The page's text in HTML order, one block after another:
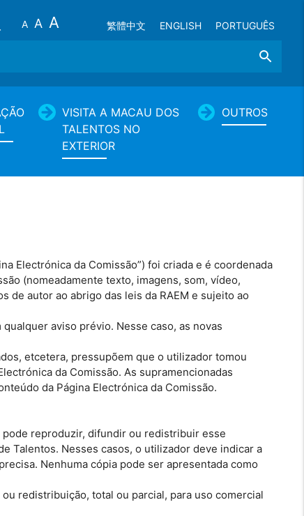
A A A 繁體中文 ENGLISH PORTUGUÊS
VISITA A MACAU DOS
TALENTOS NO
EXTERIOR
OUTROS
Electrónica da Comissão”) foi criada e é coordenada
(nomeadamente texto, imagens, som, vídeo,
autor ao abrigo das leis da RAEM e sujeito ao
aviso prévio. Nesse caso, as novas
etcetera, pressupõem que o utilizador tomou
da Comissão. As supramencionadas
da Página Electrónica da Comissão.
reproduzir, difundir ou redistribuir esse
Talentos. Nesses casos, o utilizador deve indicar a
Nenhuma cópia pode ser apresentada como
redistribuição, total ou parcial, para uso comercial